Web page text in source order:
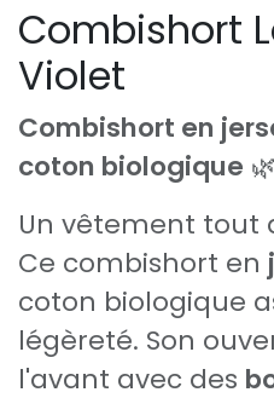
Combishort
Violet
Combishort en
coton biologique
Un vêtement tout
Ce combishort en
coton biologique
légèreté. Son
l'avant avec des